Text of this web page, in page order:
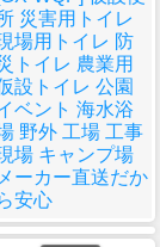
災害用トイレ
場用トイレ 防
トイレ 農業用
設トイレ 公園
ベント 海水浴
野外 工場 工事
場 キャンプ場
メーカー直送だか
安心